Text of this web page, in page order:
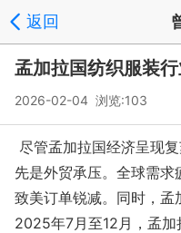
返回
孟加拉国纺织服装
2026-02-04 浏览:103
尽管孟加拉国经济呈现
先是外贸承压。全球需
致美订单锐减。同时，
2025年7月至12月，孟加